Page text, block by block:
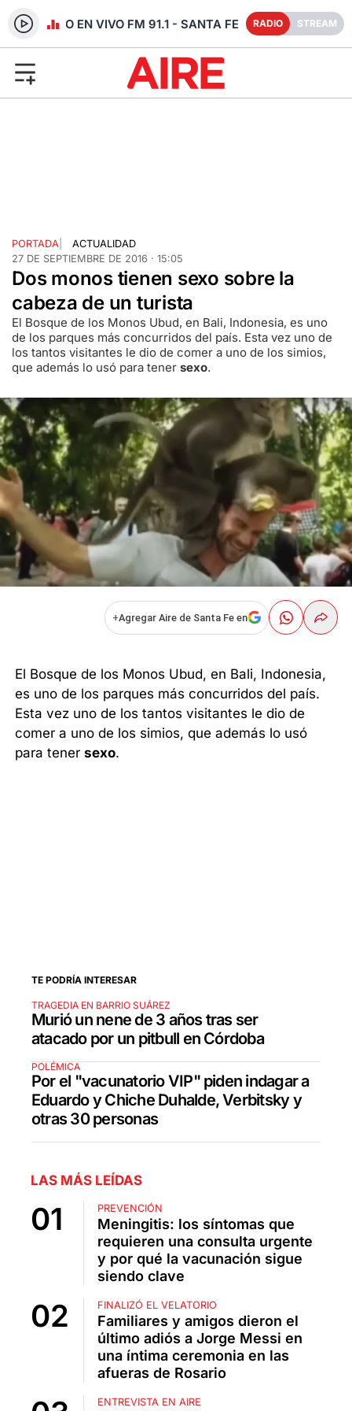
RADIO EN VIVO FM 91.1 - SANTA FE RADIO STREAM
PORTADA
ACTUALIDAD
27 DE SEPTIEMBRE DE 2016 · 15:05
Dos monos tienen sexo sobre la
cabeza de un turista
El Bosque de los Monos Ubud, en Bali, Indonesia, es uno
de los parques más concurridos del país. Esta vez uno de
los tantos visitantes le dio de comer a uno de los simios,
que además lo usó para tener sexo.
+Agregar Aire de Santa Fe en
El Bosque de los Monos Ubud, en Bali, Indonesia,
es uno de los parques más concurridos del país.
Esta vez uno de los tantos visitantes le dio de
comer a uno de los simios, que además lo usó
para tenersexo.
TE PODRÍA INTERESAR
TRAGEDIA EN BARRIO SUÁREZ
Murió un nene de 3 años tras ser
atacado por un pitbull en Córdoba
POLÉMICA
Por el "vacunatorio VIP" piden indagar a
Eduardo y Chiche Duhalde, Verbitsky y
otras 30 personas
LAS MÁS LEÍDAS
PREVENCIÓN
Meningitis: los síntomas que
requieren una consulta urgente
y por qué la vacunación sigue
siendo clave
FINALIZÓ EL VELATORIO
Familiares y amigos dieron el
último adiós a Jorge Messi en
una íntima ceremonia en las
afueras de Rosario
ENTREVISTA EN AIRE